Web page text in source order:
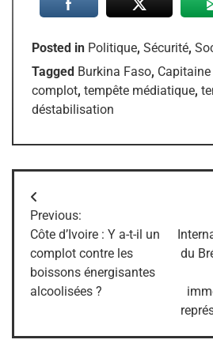
Posted in Politique, Sécurité,
Tagged Burkina Faso,
complot, tempête médiatique,
déstabilisation
Navigation
de
l’article
Previous:
Côte d’Ivoire : Y a-t-il un
complot contre les
boissons énergisantes
alcoolisées ?
du